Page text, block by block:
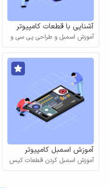
آشنایی با قطعات کامپیوتر
آموزش اسمبل و طراحی پی سی و
قطعات لپتاپ
آموزش اسمبل کامپیوتر
بخش دوم
آموزش اسمبل کردن قطعات کیس
کامپیوتر